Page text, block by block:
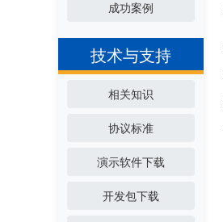
成功案例
技术与支持
相关知识
协议标准
演示软件下载
开发包下载